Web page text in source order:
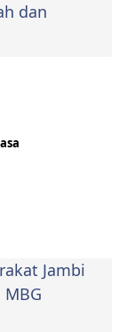
dan
Jambi